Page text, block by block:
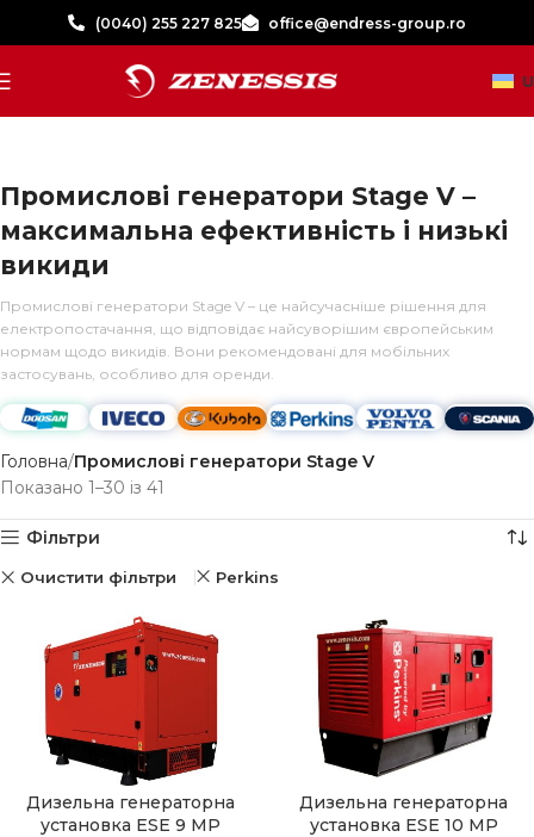
(0040) 255 227 825 office@endress-group.ro
Промислові генератори Stage V –
максимальна ефективність і низькі
викиди
Промислові генератори Stage V – це найсучасніше рішення для
електропостачання, що відповідає найсуворішим європейським
нормам щодо викидів. Вони рекомендовані для мобільних
застосувань, особливо для оренди.
Головна Промислові генератори Stage V
Показано 1–30 із 41
Фільтри
Очистити фільтри Perkins
Дизельна генераторна
установка ESE 9 MP
Дизельна генераторна
установка ESE 10 MP